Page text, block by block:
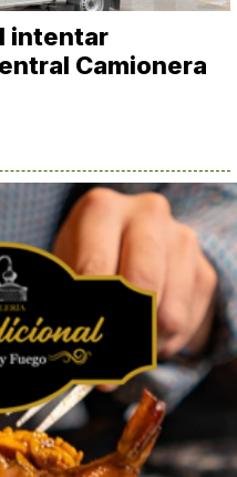
intentar
Camionera